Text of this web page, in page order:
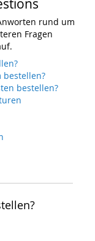
rund um
Fragen
bestellen?
bestellen?